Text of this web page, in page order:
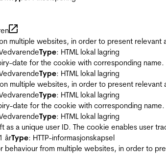
multiple websites, in order to present
Type: HTML lokal lagring
date for the cookie with corresponding name.
Type: HTML lokal lagring
multiple websites, in order to present
Type: HTML lokal lagring
date for the cookie with corresponding name.
Type: HTML lokal lagring
as a unique user ID. The cookie enables user
årType: HTTP-informasjonskapsel
behaviour from multiple websites, in order to